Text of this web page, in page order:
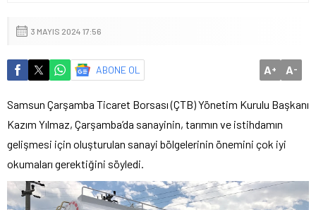
3 MAYIS 2024 17:56
ABONE OL A+ A-
Samsun Çarşamba Ticaret Borsası (ÇTB) Yönetim Kurulu Başkanı
Kazım Yılmaz, Çarşamba’da sanayinin, tarımın ve istihdamın
gelişmesi için oluşturulan sanayi bölgelerinin önemini çok iyi
okumaları gerektiğini söyledi.